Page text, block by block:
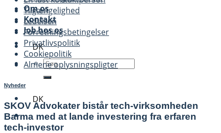
Om os
Kontakt
Job hos os
DK
DK
Tilgængelighed
Ledelsen
Forretningsbetingelser
Privatlivspolitik
Cookiepolitik
Almene oplysningspligter
Nyheder
SKOV Advokater bistår tech-virksomheden
Barma med at lande investering fra erfaren
tech-investor